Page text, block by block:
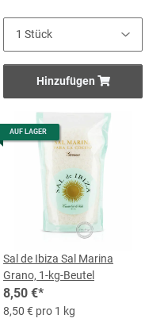
Hinzufügen
AUF LAGER
Sal de Ibiza Sal Marina
Grano, 1-kg-Beutel
8,50 €*
8,50 € pro 1 kg